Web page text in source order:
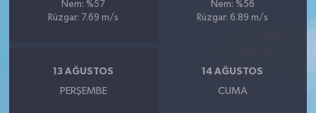
Nem: %57
Rüzgar: 7.69 m/s
Nem: %56
Rüzgar: 6.89 m/s
13 AĞUSTOS
PERŞEMBE
14 AĞUSTOS
CUMA